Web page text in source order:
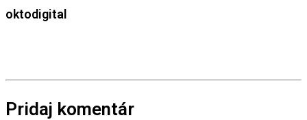
oktodigital
Pridaj komentár